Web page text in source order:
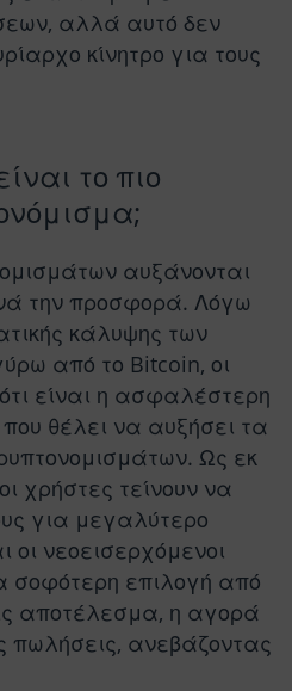
αλλά αυτό δεν
κίνητρο για τους
το πιο
αυξάνονται
την προσφορά. Λόγω
κάλυψης των
από το Bitcoin, οι
είναι η ασφαλέστερη
θέλει να αυξήσει τα
Ως εκ
χρήστες τείνουν να
για μεγαλύτερο
οι νεοεισερχόμενοι
σοφότερη επιλογή από
αποτέλεσμα, η αγορά
πωλήσεις, ανεβάζοντας